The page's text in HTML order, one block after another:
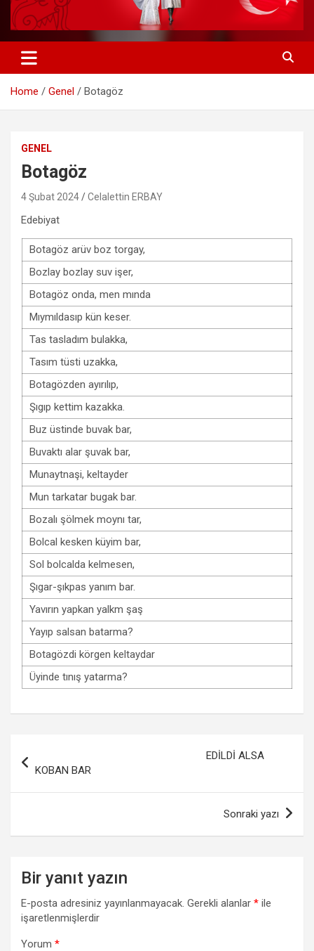
Home Genel Botagöz
GENEL
Botagöz
4 Şubat 2024 Celalettin ERBAY
Edebiyat
Botagöz arüv boz torgay,
Bozlay bozlay suv işer,
Botagöz onda, men mında
Mıymıldasıp kün keser.
Tas tasladım bulakka,
Tasım tüsti uzakka,
Botagözden ayırılıp,
Şıgıp kettim kazakka.
Buz üstinde buvak bar,
Buvaktı alar şuvak bar,
Munaytnaşi, keltayder
Mun tarkatar bugak bar.
Bozalı şölmek moynı tar,
Bolcal kesken küyim bar,
Sol bolcalda kelmesen,
Şıgar-şıkpas yanım bar.
Yavırın yapkan yalkm şaş
Yayıp salsan batarma?
Botagözdi körgen keltaydar
Üyinde tınış yatarma?
gezinmesi
EDİLDİ ALSA
KOBAN BAR
Sonraki yazı
Bir yanıt yazın
E-posta adresiniz yayınlanmayacak. Gerekli alanlar * ile
işaretlenmişlerdir
Yorum *